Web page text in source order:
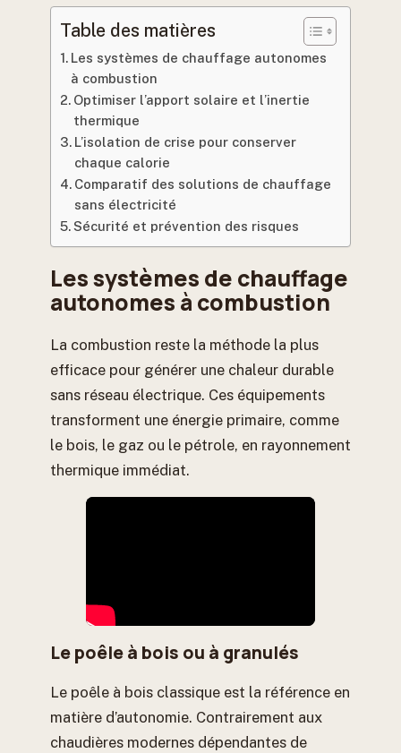
Table des matières
Les systèmes de chauffage autonomes
à combustion
Optimiser l’apport solaire et l’inertie
thermique
L’isolation de crise pour conserver
chaque calorie
Comparatif des solutions de chauffage
sans électricité
Sécurité et prévention des risques
Les systèmes de chauffage
autonomes à combustion
La combustion reste la méthode la plus
efficace pour générer une chaleur durable
sans réseau électrique. Ces équipements
transforment une énergie primaire, comme
le bois, le gaz ou le pétrole, en rayonnement
thermique immédiat.
Le poêle à bois ou à granulés
Le poêle à bois classique est la référence en
matière d’autonomie. Contrairement aux
chaudières modernes dépendantes de